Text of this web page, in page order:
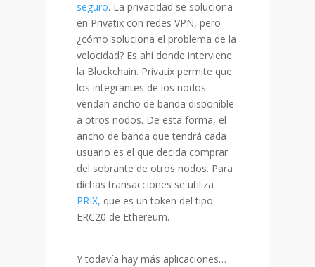
seguro. La privacidad se soluciona
en Privatix con redes VPN, pero
¿cómo soluciona el problema de la
velocidad? Es ahí donde interviene
la Blockchain. Privatix permite que
los integrantes de los nodos
vendan ancho de banda disponible
a otros nodos. De esta forma, el
ancho de banda que tendrá cada
usuario es el que decida comprar
del sobrante de otros nodos. Para
dichas transacciones se utiliza
PRIX, que es un token del tipo
ERC20 de Ethereum.
Y todavía hay más aplicaciones…